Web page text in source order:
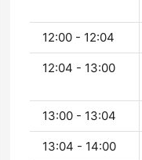
12:00 - 12:04
12:04 - 13:00
13:00 - 13:04
13:04 - 14:00